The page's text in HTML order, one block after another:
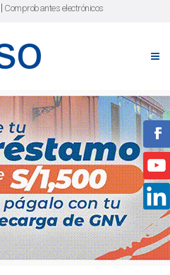
Comprobantes electrónicos